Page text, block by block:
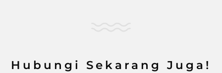
Hubungi Sekarang Juga!